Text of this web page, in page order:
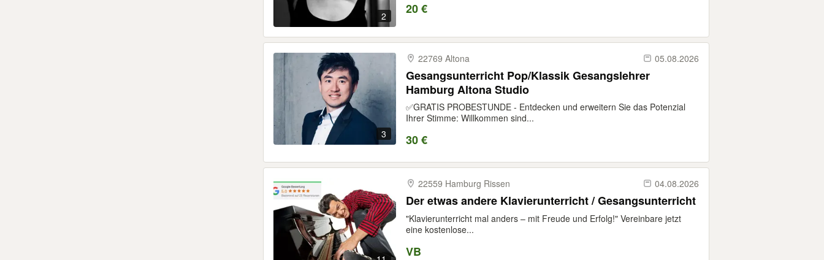
2 20 €
3
22769 Altona 05.08.2026
Gesangsunterricht Pop/Klassik Gesangslehrer
Hamburg Altona Studio
✅GRATIS PROBESTUNDE - Entdecken und erweitern Sie das Potenzial
Ihrer Stimme: Willkommen sind...
30 €
22559 Hamburg Rissen 04.08.2026
Der etwas andere Klavierunterricht / Gesangsunterricht
"Klavierunterricht mal anders – mit Freude und Erfolg!" Vereinbare jetzt
eine kostenlose...
VB